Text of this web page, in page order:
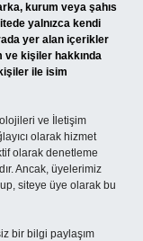
kurum veya şahıs
yalnızca kendi
yer alan içerikler
ve kişiler hakkında
ile isim
ve İletişim
olarak hizmet
olarak denetleme
Ancak, üyelerimiz
siteye üye olarak bu
bir bilgi paylaşım